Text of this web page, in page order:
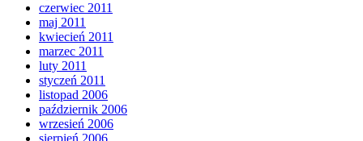
czerwiec 2011
maj 2011
kwiecień 2011
marzec 2011
luty 2011
styczeń 2011
listopad 2006
październik 2006
wrzesień 2006
sierpień 2006